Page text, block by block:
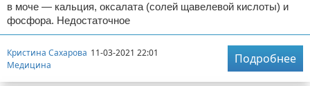
в моче — кальция, оксалата (солей щавелевой кислоты) и
фосфора. Недостаточное
Кристина Сахарова 11-03-2021 22:01
Медицина
Подробнее